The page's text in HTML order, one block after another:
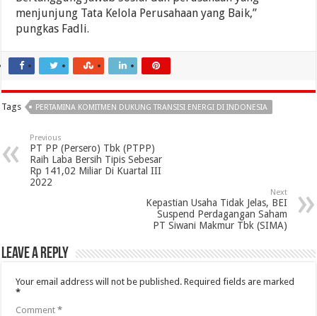
menjunjung Tata Kelola Perusahaan yang Baik,”
pungkas Fadli.
Tags PERTAMINA KOMITMEN DUKUNG TRANSISI ENERGI DI INDONESIA
Previous
PT PP (Persero) Tbk (PTPP)
Raih Laba Bersih Tipis Sebesar
Rp 141,02 Miliar Di Kuartal III
2022
Next
Kepastian Usaha Tidak Jelas, BEI
Suspend Perdagangan Saham
PT Siwani Makmur Tbk (SIMA)
Leave a Reply
Your email address will not be published. Required fields are marked
*
Comment*